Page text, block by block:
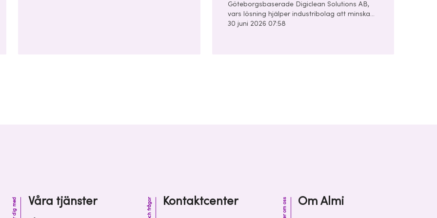
Göteborgsbaserade Digiclean Solutions AB,
vars lösning hjälper industribolag att minska
användningen av kemikalier, vatten och energi
30 juni 2026 07:58
Våra tjänster Kontaktcenter Om Almi